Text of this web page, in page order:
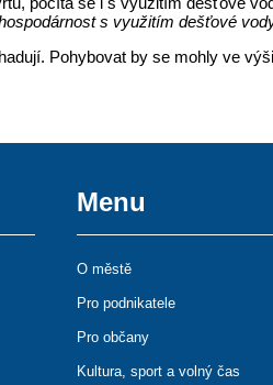
s využitím dešťové
Pohybovat by se mohly ve
Menu
O městě
Pro podnikatele
Pro občany
Kultura, sport a volný čas